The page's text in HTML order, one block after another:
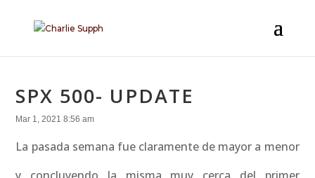
SPX 500- UPDATE
Mar 1, 2021 8:56 am
La pasada semana fue claramente de mayor a menor